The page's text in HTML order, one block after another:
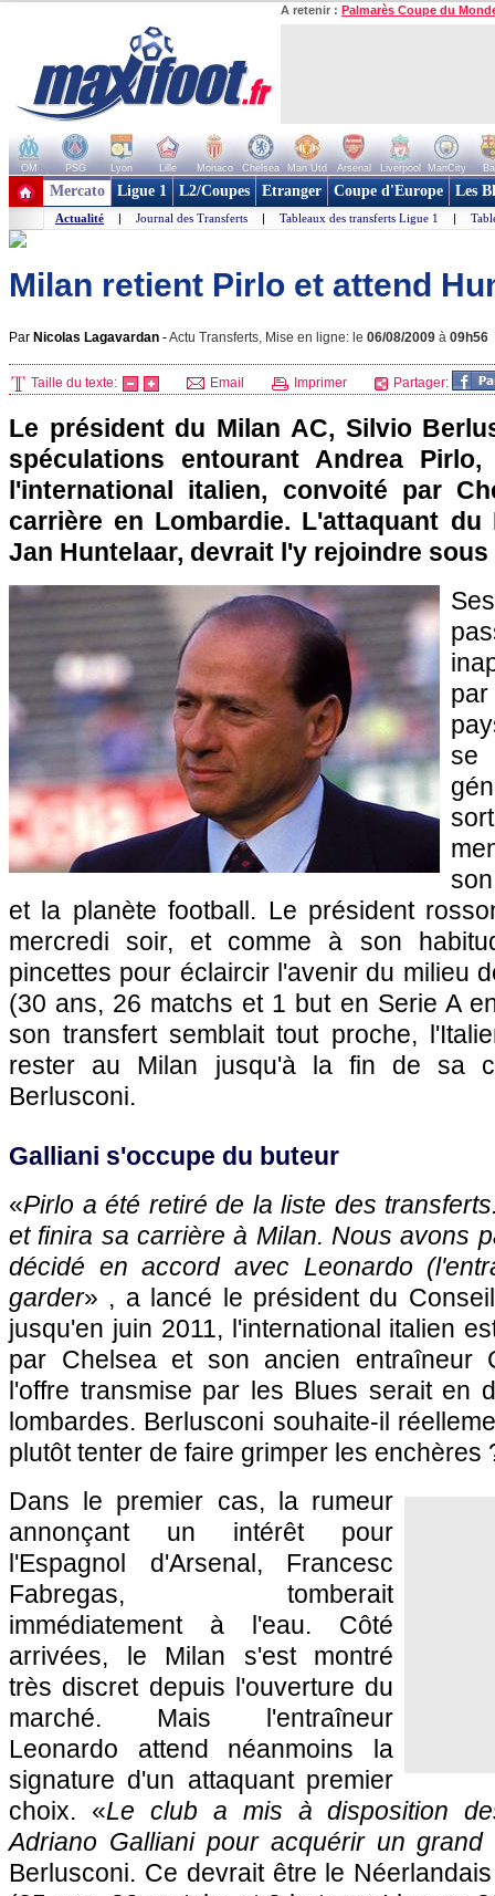
A retenir : Palmarès Coupe du
OM PSG Lyon Lille Monaco Chelsea Man Utd Arsenal Liverpool ManCity
+ de clubs
Mercato Ligue 1 L2/Coupes Etranger Coupe d'Europe Les
Actualité | Journal des Transferts | Tableaux des transferts Ligue 1 |
Milan retient Pirlo et attend
Par Nicolas Lagavardan -Actu Transferts, Mise en ligne: le 06/08/2009 à 09h56
Taille du texte: Email Imprimer Partager:
Le président du Milan AC, Silvio
spéculations entourant Andrea
l'international italien, convoité par
carrière en Lombardie. L'attaquant du
Jan Huntelaar, devrait l'y rejoindre sous
et la planète football. Le président
mercredi soir, et comme à son
pincettes pour éclaircir l'avenir du milieu
(30 ans, 26 matchs et 1 but en Serie A
son transfert semblait tout proche,
rester au Milan jusqu'à la fin de sa
Berlusconi.
Galliani s'occupe du buteur
«Pirlo a été retiré de la liste des
et finira sa carrière à Milan. Nous avons
décidé en accord avec Leonardo
garder» , a lancé le président du
jusqu'en juin 2011, l'international italien
par Chelsea et son ancien entraîneur
l'offre transmise par les Blues serait en
lombardes. Berlusconi souhaite-il
plutôt tenter de faire grimper les enchères
Dans le premier cas, la rumeur
annonçant un intérêt pour
l'Espagnol d'Arsenal, Francesc
Fabregas, tomberait
immédiatement à l'eau. Côté
arrivées, le Milan s'est montré
très discret depuis l'ouverture du
marché. Mais l'entraîneur
Leonardo attend néanmoins la
signature d'un attaquant premier
choix. «Le club a mis à disposition
Adriano Galliani pour acquérir un grand
Berlusconi. Ce devrait être le